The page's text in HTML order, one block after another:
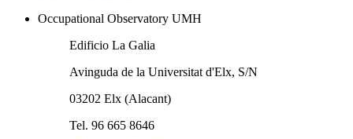
Occupational Observatory UMH
Edificio La Galia
Avinguda de la Universitat d'Elx, S/N
03202 Elx (Alacant)
Tel. 96 665 8646